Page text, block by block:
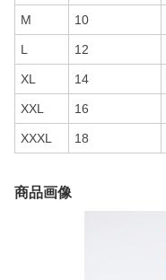
M 10
L 12
XL 14
XXL 16
XXXL 18
商品画像